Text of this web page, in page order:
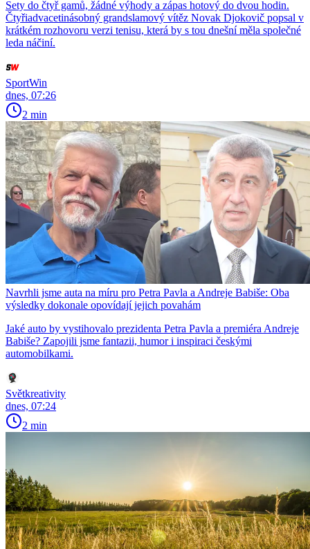
Sety do čtyř gamů, žádné výhody a zápas hotový do dvou hodin.
Čtyřiadvacetinásobný grandslamový vítěz Novak Djokovič popsal v
krátkém rozhovoru verzi tenisu, která by s tou dnešní měla společné
leda náčiní.
SportWin
dnes, 07:26
2 min
Navrhli jsme auta na míru pro Petra Pavla a Andreje Babiše: Oba
výsledky dokonale opovídají jejich povahám
Jaké auto by vystihovalo prezidenta Petra Pavla a premiéra Andreje
Babiše? Zapojili jsme fantazii, humor i inspiraci českými
automobilkami.
Světkreativity
dnes, 07:24
2 min